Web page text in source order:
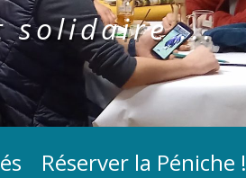
solidaire ...
Réserver la Péniche !